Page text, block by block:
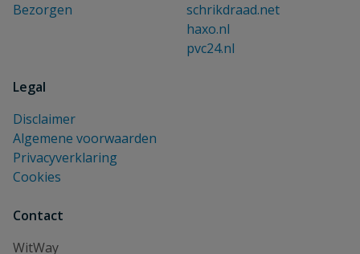
Bezorgen
schrikdraad.net
haxo.nl
pvc24.nl
Legal
Disclaimer
Algemene voorwaarden
Privacyverklaring
Cookies
Contact
WitWay